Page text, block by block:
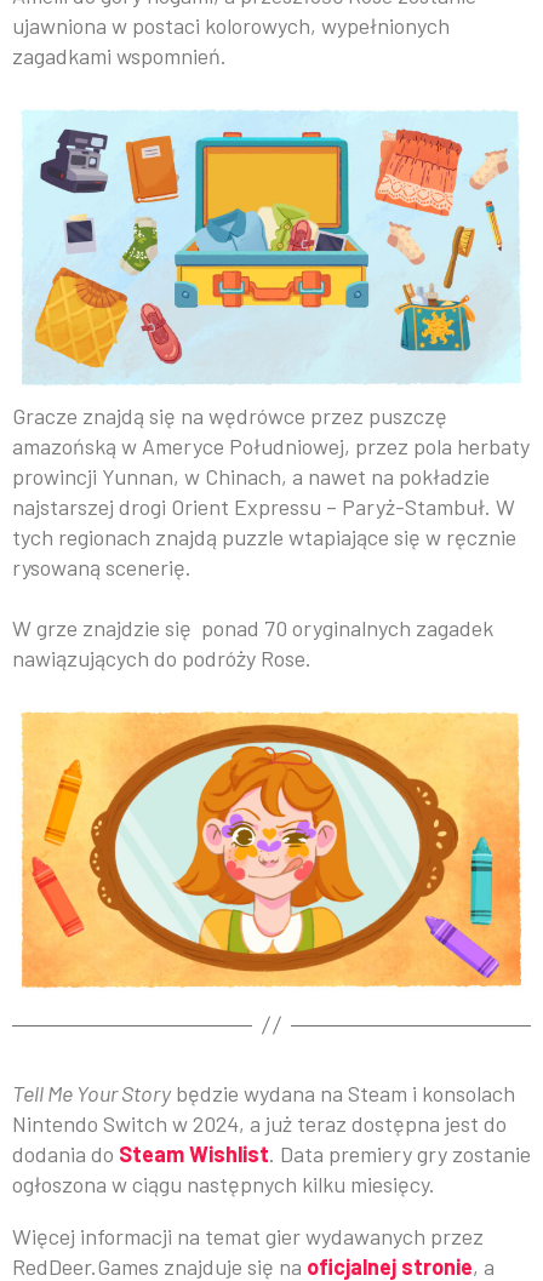
ujawniona w postaci kolorowych, wypełnionych
zagadkami wspomnień.
Gracze znajdą się na wędrówce przez puszczę
amazońską w Ameryce Południowej, przez pola herbaty
prowincji Yunnan, w Chinach, a nawet na pokładzie
najstarszej drogi Orient Expressu – Paryż-Stambuł. W
tych regionach znajdą puzzle wtapiające się w ręcznie
rysowaną scenerię.
W grze znajdzie się ponad 70 oryginalnych zagadek
nawiązujących do podróży Rose.
Tell Me Your Storybędzie wydana na Steam i konsolach
Nintendo Switch w 2024, a już teraz dostępna jest do
dodania do Steam Wishlist. Data premiery gry zostanie
ogłoszona w ciągu następnych kilku miesięcy.
Więcej informacji na temat gier wydawanych przez
RedDeer.Games znajduje się na oficjalnej stronie, a